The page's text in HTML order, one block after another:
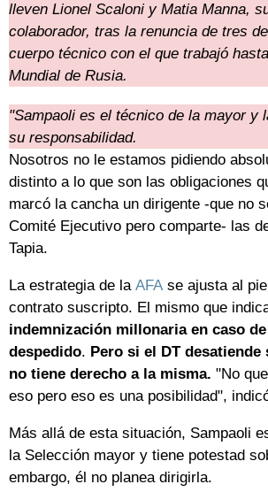
lleven Lionel Scaloni y Matia Manna,
colaborador, tras la renuncia de tres
cuerpo técnico con el que trabajó
Mundial de Rusia.
"Sampaoli es el técnico de la mayor y
su responsabilidad.
Nosotros no le estamos pidiendo
distinto a lo que son las obligaciones
marcó la cancha un dirigente -que no
Comité Ejecutivo pero comparte- las
Tapia.
La estrategia de la AFA se ajusta al
contrato suscripto. El mismo que
indemnización millonaria en caso
despedido. Pero si el DT
no tiene derecho a la misma. "No
eso pero eso es una posibilidad",
Más allá de esta situación, Sampaoli
la Selección mayor y tiene potestad
embargo, él no planea dirigirla.